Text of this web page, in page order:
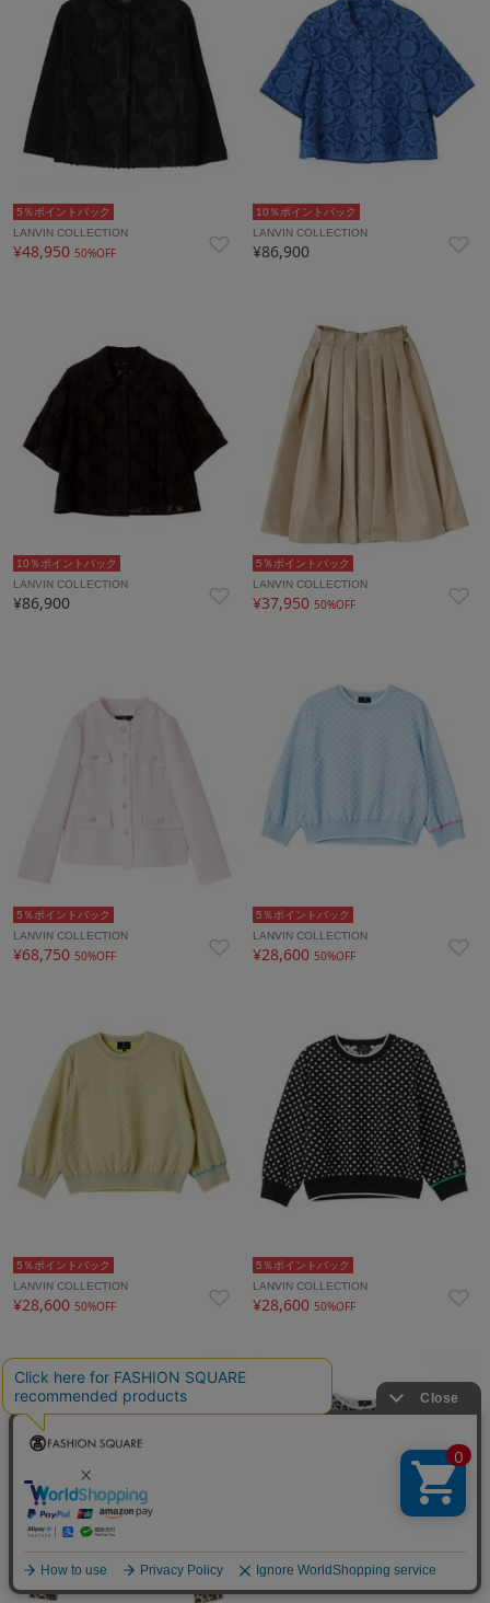
5％ポイントバック
LANVIN COLLECTION
¥48,950 50%OFF
10％ポイントバック
LANVIN COLLECTION
¥86,900
10％ポイントバック
LANVIN COLLECTION
¥86,900
5％ポイントバック
LANVIN COLLECTION
¥37,95050%OFF
5％ポイントバック
LANVIN COLLECTION
¥68,750 50%OFF
5％ポイントバック
LANVIN COLLECTION
¥28,600 50%OFF
5％ポイントバック
LANVIN COLLECTION
¥28,600 50%OFF
5％ポイントバック
LANVIN COLLECTION
¥28,60050%OFF